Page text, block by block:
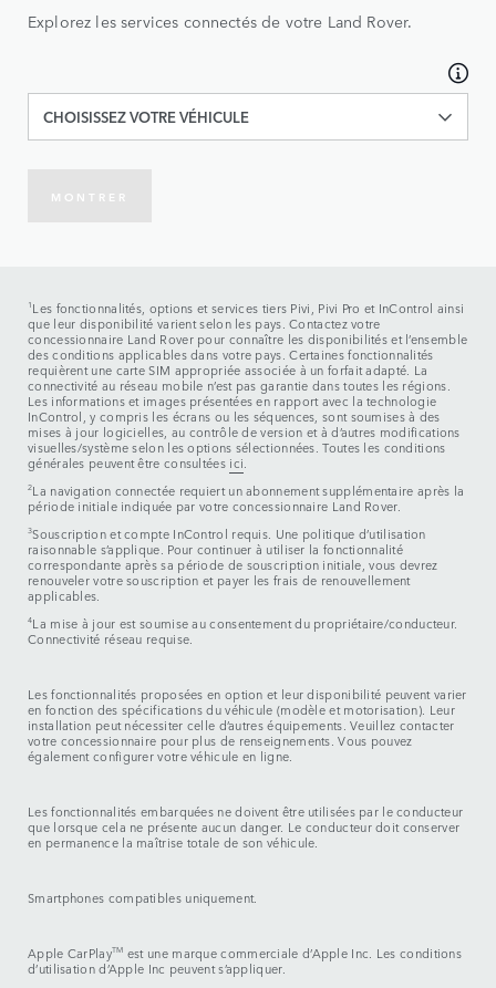
Explorez les services connectés de votre Land Rover.
CHOISISSEZ VOTRE VÉHICULE
MONTRER
1 Les fonctionnalités, options et services tiers Pivi, Pivi Pro et InControl ainsi
que leur disponibilité varient selon les pays. Contactez votre
concessionnaire Land Rover pour connaître les disponibilités et l’ensemble
des conditions applicables dans votre pays. Certaines fonctionnalités
requièrent une carte SIM appropriée associée à un forfait adapté. La
connectivité au réseau mobile n’est pas garantie dans toutes les régions.
Les informations et images présentées en rapport avec la technologie
InControl, y compris les écrans ou les séquences, sont soumises à des
mises à jour logicielles, au contrôle de version et à d’autres modifications
visuelles/système selon les options sélectionnées. Toutes les conditions
générales peuvent être consultées ici.
2La navigation connectée requiert un abonnement supplémentaire après la
période initiale indiquée par votre concessionnaire Land Rover.
3Souscription et compte InControl requis. Une politique d’utilisation
raisonnable s’applique. Pour continuer à utiliser la fonctionnalité
correspondante après sa période de souscription initiale, vous devrez
renouveler votre souscription et payer les frais de renouvellement
applicables.
4La mise à jour est soumise au consentement du propriétaire/conducteur.
Connectivité réseau requise.
Les fonctionnalités proposées en option et leur disponibilité peuvent varier
en fonction des spécifications du véhicule (modèle et motorisation). Leur
installation peut nécessiter celle d’autres équipements. Veuillez contacter
votre concessionnaire pour plus de renseignements. Vous pouvez
également configurer votre véhicule en ligne.
Les fonctionnalités embarquées ne doivent être utilisées par le conducteur
que lorsque cela ne présente aucun danger. Le conducteur doit conserver
en permanence la maîtrise totale de son véhicule.
Smartphones compatibles uniquement.
Apple CarPlayTM est une marque commerciale d’Apple Inc. Les conditions
d’utilisation d’Apple Inc peuvent s’appliquer.